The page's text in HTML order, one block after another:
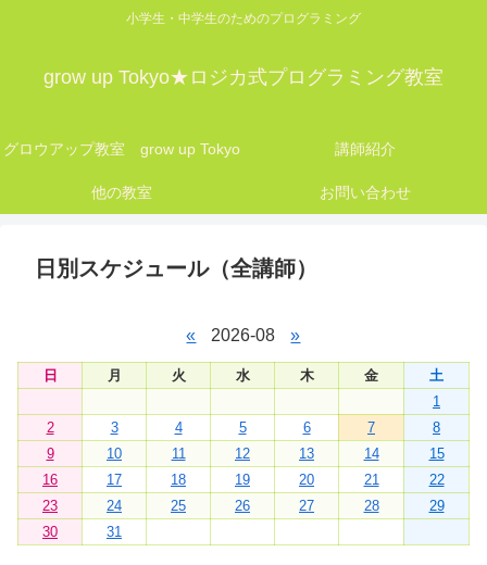
小学生・中学生のためのプログラミング
grow up Tokyo★ロジカ式プログラミング教室
グロウアップ教室 grow up Tokyo 講師紹介
他の教室 お問い合わせ
日別スケジュール（全講師）
« 2026-08 »
日 月 火 水 木 金
土
1
2
3 4 5 6 7
8
9
10 11 12 13 14
15
16
17 18 19 20 21
22
23
24 25 26 27 28
29
30
31